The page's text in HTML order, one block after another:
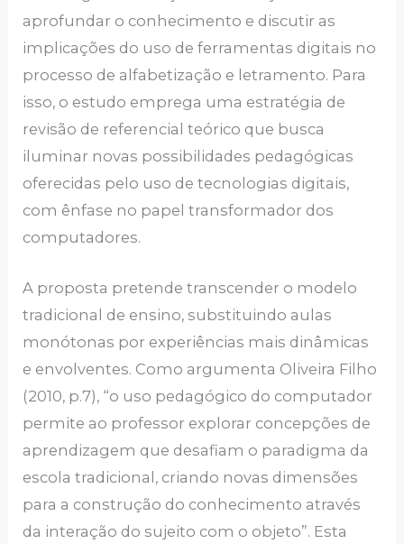
aprofundar o conhecimento e discutir as
implicações do uso de ferramentas digitais no
processo de alfabetização e letramento. Para
isso, o estudo emprega uma estratégia de
revisão de referencial teórico que busca
iluminar novas possibilidades pedagógicas
oferecidas pelo uso de tecnologias digitais,
com ênfase no papel transformador dos
computadores.
A proposta pretende transcender o modelo
tradicional de ensino, substituindo aulas
monótonas por experiências mais dinâmicas
e envolventes. Como argumenta Oliveira Filho
(2010, p.7), “o uso pedagógico do computador
permite ao professor explorar concepções de
aprendizagem que desafiam o paradigma da
escola tradicional, criando novas dimensões
para a construção do conhecimento através
da interação do sujeito com o objeto”. Esta